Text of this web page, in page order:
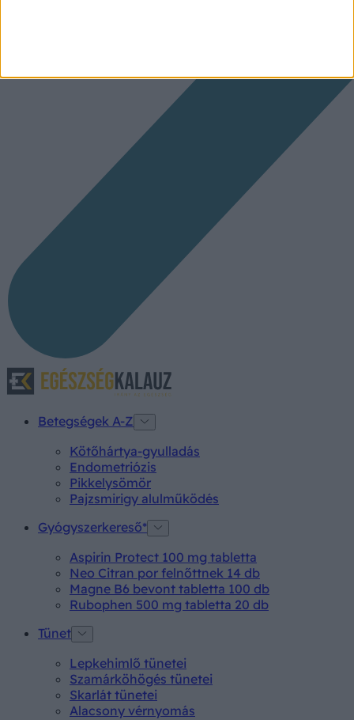
Betegségek A-Z
Kötőhártya-gyulladás
Endometriózis
Pikkelysömör
Pajzsmirigy alulműködés
Gyógyszerkereső*
Aspirin Protect 100 mg tabletta
Neo Citran por felnőttnek 14 db
Magne B6 bevont tabletta 100 db
Rubophen 500 mg tabletta 20 db
Tünet
Lepkehimlő tünetei
Szamárköhögés tünetei
Skarlát tünetei
Alacsony vérnyomás